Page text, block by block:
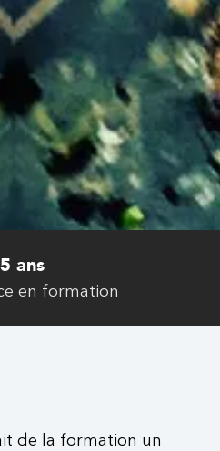
ans
en formation
de la formation un